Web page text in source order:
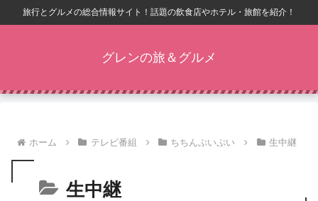
旅行とグルメの総合情報サイト！話題の飲食店やホテル・旅館を紹介！
グレンの旅＆グルメ
ホーム テレビ番組 ちちんぷいぷい 生中継
生中継